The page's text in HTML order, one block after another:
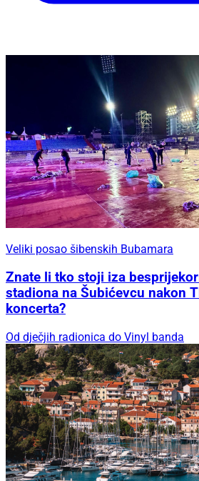
Veliki posao šibenskih Bubamara
Znate li tko stoji iza
stadiona na Šubićevcu nakon
koncerta?
Od dječjih radionica do Vinyl banda